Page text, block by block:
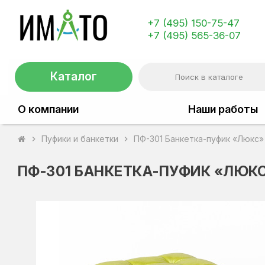
+7 (495) 150-75-47
+7 (495) 565-36-07
Каталог
О компании Наши работы
chevron_right Пуфики и банкетки chevron_right ПФ-301 Банкетка-пуфик
ПФ-301 БАНКЕТКА-ПУФИК